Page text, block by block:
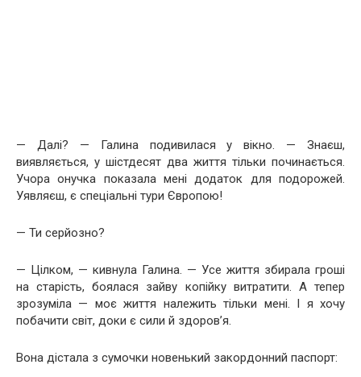
— Далі? — Галина подивилася у вікно. — Знаєш,
виявляється, у шістдесят два життя тільки починається.
Учора онучка показала мені додаток для подорожей.
Уявляєш, є спеціальні тури Європою!
— Ти серйозно?
— Цілком, — кивнула Галина. — Усе життя збирала гроші
на старість, боялася зайву копійку витратити. А тепер
зрозуміла — моє життя належить тільки мені. І я хочу
побачити світ, доки є сили й здоров’я.
Вона дістала з сумочки новенький закордонний паспорт: